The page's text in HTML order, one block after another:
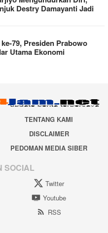
Destry Damayanti Jadi
79, Presiden Prabowo
Utama Ekonomi
TENTANG KAMI
DISCLAIMER
PEDOMAN MEDIA SIBER
SOCIAL
Twitter
Youtube
RSS